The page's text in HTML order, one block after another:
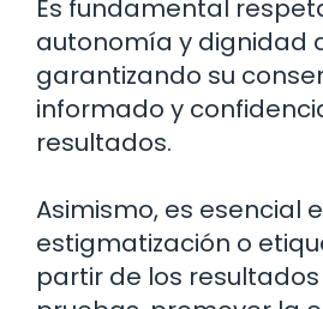
Es fundamental
autonomía y dignidad
garantizando su
informado y
resultados.
Asimismo, es esencial
estigmatización o
partir de los